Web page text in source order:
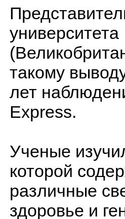
университета
такому
лет
Express.
Ученые
которой
различные
здоровье и